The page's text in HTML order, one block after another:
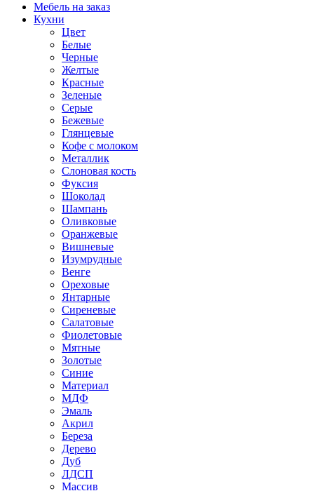
Мебель на заказ
Кухни
Цвет
Белые
Черные
Желтые
Красные
Зеленые
Серые
Бежевые
Глянцевые
Кофе с молоком
Металлик
Слоновая кость
Фуксия
Шоколад
Шампань
Оливковые
Оранжевые
Вишневые
Изумрудные
Венге
Ореховые
Янтарные
Сиреневые
Салатовые
Фиолетовые
Мятные
Золотые
Синие
Материал
МДФ
Эмаль
Акрил
Береза
Дерево
Дуб
ЛДСП
Массив